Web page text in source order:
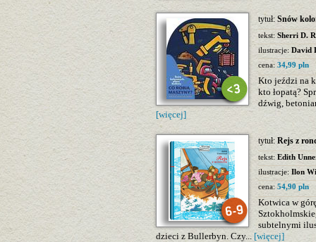
tytuł: Snów
tekst: Sherri D.
ilustracje:David
cena: 34,99 pln
Kto jeździ na
kto łopatą?
dźwig,
[więcej]
tytuł: Rejs z
tekst: Edith
ilustracje: Ilon
cena: 54,90 pln
Kotwica w
subtelnymi
dzieci z Bullerbyn. Czy... [więcej]